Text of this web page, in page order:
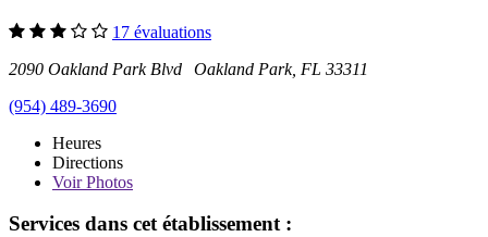
17 évaluations
2090 Oakland Park Blvd Oakland Park, FL 33311
(954) 489-3690
Heures
Directions
VoirPhotos
Services dans cet établissement :